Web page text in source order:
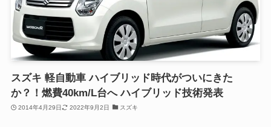
スズキ 軽自動車 ハイブリッド時代がついにきた
か？！燃費40km/L台へ ハイブリッド技術発表
2014年4月29日 2022年9月2日 スズキ